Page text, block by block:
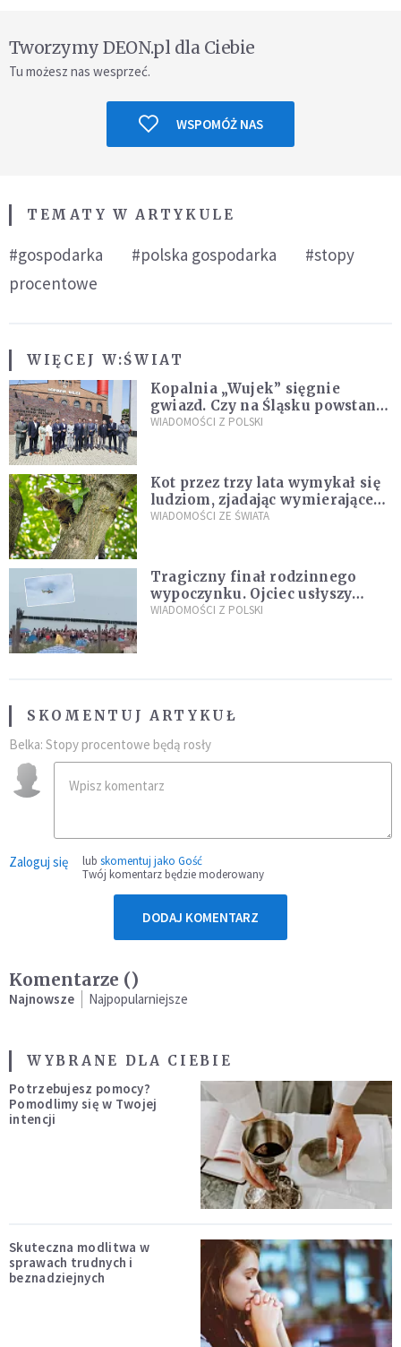
Tworzymy DEON.pl dla Ciebie
Tu możesz nas wesprzeć.
WSPOMÓŻ NAS
TEMATY W ARTYKULE
#gospodarka #polska gospodarka
#stopy
procentowe
WIĘCEJ W:ŚWIAT
Kopalnia „Wujek” sięgnie
gwiazd. Czy na Śląsku powstanie
„Dolina Krzemowa”?
WIADOMOŚCI Z POLSKI
Kot przez trzy lata wymykał się
ludziom, zjadając wymierające
kaczki. W końcu popełnił
WIADOMOŚCI ZE ŚWIATA
Tragiczny finał rodzinnego
wypoczynku. Ojciec usłyszy
zarzuty
WIADOMOŚCI Z POLSKI
SKOMENTUJ ARTYKUŁ
Belka: Stopy procentowe będą rosły
Zaloguj się lub skomentuj jako Gość
Twój komentarz będzie moderowany
DODAJ KOMENTARZ
Komentarze ()
Najnowsze Najpopularniejsze
WYBRANE DLA CIEBIE
Potrzebujesz pomocy?
Pomodlimy się w Twojej
intencji
Skuteczna modlitwa w
sprawach trudnych i
beznadziejnych